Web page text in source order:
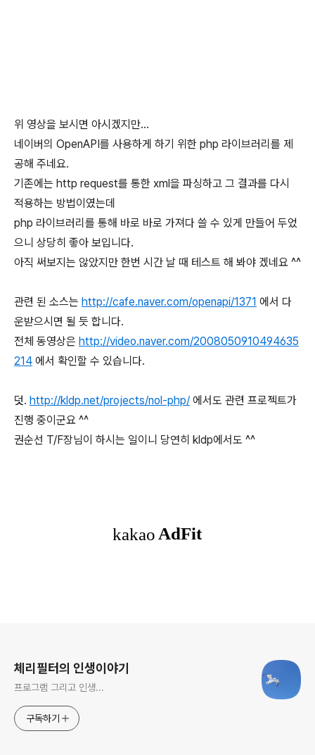
위 영상을 보시면 아시겠지만...
네이버의 OpenAPI를 사용하게 하기 위한 php 라이브러리를 제
공해 주네요.
기존에는 http request를 통한 xml을 파싱하고 그 결과를 다시
적용하는 방법이였는데
php 라이브러리를 통해 바로 바로 가져다 쓸 수 있게 만들어 두었
으니 상당히 좋아 보입니다.
아직 써보지는 않았지만 한번 시간 날 때 테스트 해 봐야 겠네요 ^^
관련 된 소스는 http://cafe.naver.com/openapi/1371 에서 다
운받으시면 될 듯 합니다.
전체 동영상은 http://video.naver.com/2008050910494635
214 에서 확인할 수 있습니다.
덧. http://kldp.net/projects/nol-php/ 에서도 관련 프로젝트가
진행 중이군요 ^^
권순선 T/F장님이 하시는 일이니 당연히 kldp에서도 ^^
체리필터의 인생이야기
프로그램 그리고 인생...
구독하기